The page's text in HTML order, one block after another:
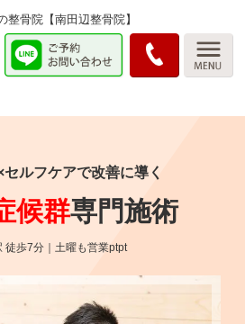
整骨院【南田辺整骨院】
ルフケアで改善に導く
候群専門施術
徒歩7分｜土曜も営業ptpt